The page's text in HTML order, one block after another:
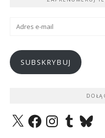
Adres
SUBSKRYBUJ
X FacebookInstagramTumblrBluesky